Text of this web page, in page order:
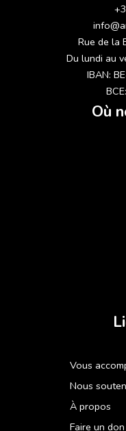
Rue de la
Du lundi au
IBAN:
Où
Vous
Nous
À propos
Faire un don